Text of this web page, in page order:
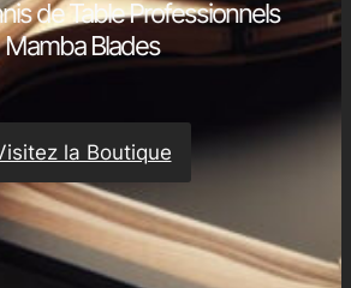
de Table Professionnels
Mamba Blades
la Boutique